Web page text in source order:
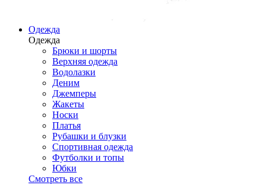
Одежда
Одежда
Брюки и шорты
Верхняя одежда
Водолазки
Деним
Джемперы
Жакеты
Носки
Платья
Рубашки и блузки
Спортивная одежда
Футболки и топы
Юбки
Смотреть все